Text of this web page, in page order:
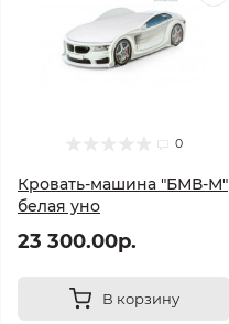
0
Кровать-машина "БМВ-М"
белая уно
23 300.00р.
В корзину